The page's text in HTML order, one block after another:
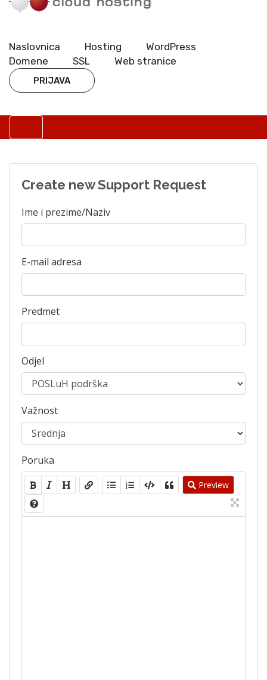
Naslovnica Hosting
WordPress
Domene
SSL Web stranice
PRIJAVA
Create new Support Request
Ime i prezime/Naziv
E-mail adresa
Predmet
Odjel
Važnost
Poruka
Preview